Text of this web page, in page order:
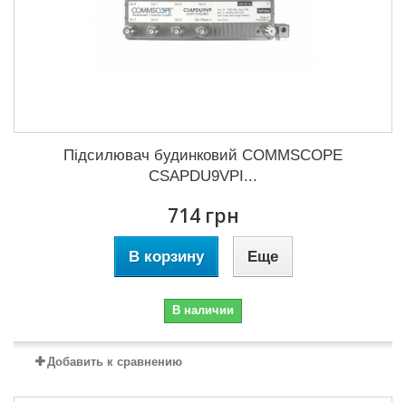
Підсилювач будинковий COMMSCOPE
CSAPDU9VPI...
714 грн
В корзину Еще
В наличии
Добавить к сравнению